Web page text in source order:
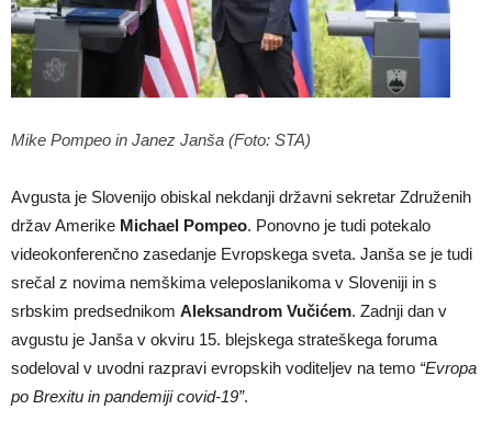
Mike Pompeo in Janez Janša (Foto: STA)
Avgusta je Slovenijo obiskal nekdanji državni sekretar Združenih
držav Amerike Michael Pompeo. Ponovno je tudi potekalo
videokonferenčno zasedanje Evropskega sveta. Janša se je tudi
srečal z novima nemškima veleposlanikoma v Sloveniji in s
srbskim predsednikom Aleksandrom Vučićem. Zadnji dan v
avgustu je Janša v okviru 15. blejskega strateškega foruma
sodeloval v uvodni razpravi evropskih voditeljev na temo “Evropa
po Brexitu in pandemiji covid-19”.